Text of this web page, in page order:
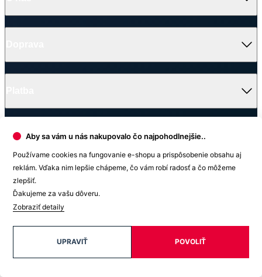
V médiách
Ocenenie
© 2026 CityZen
Tabuľka veľkostí
Aby sa vám u nás nakupovalo čo najpohodlnejšie..
Používame cookies na fungovanie e-shopu a prispôsobenie obsahu aj
reklám. Vďaka nim lepšie chápeme, čo vám robí radosť a čo môžeme
zlepšiť.
Ďakujeme za vašu dôveru.
Zobraziť detaily
POVOLIŤ
UPRAVIŤ